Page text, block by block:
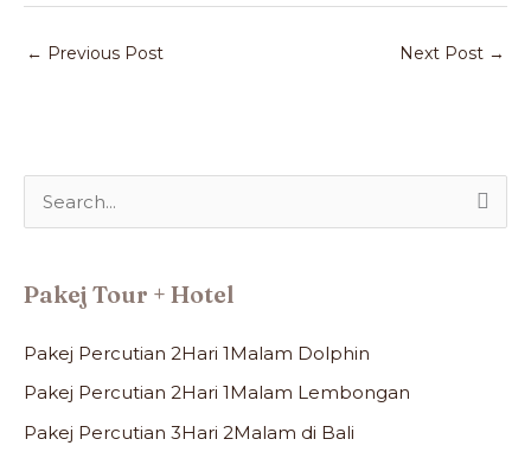
e
r
f
o
Pakej Tour + Hotel
Pakej Percutian 2Hari 1Malam Dolphin
Pakej Percutian 2Hari 1Malam Lembongan
Pakej Percutian 3Hari 2Malam di Bali
← Previous Post Next Post →